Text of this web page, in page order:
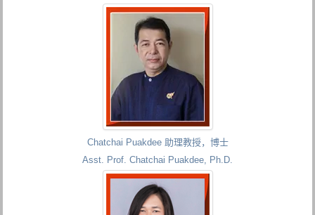
Chatchai Puakdee 助理教授，博士
Asst. Prof. Chatchai Puakdee, Ph.D.